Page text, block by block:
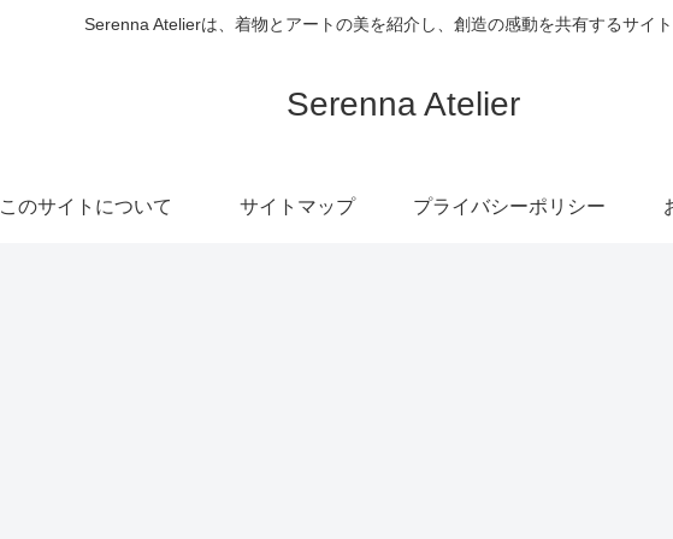
Serenna Atelierは、着物とアートの美を紹介し、創造の感動を共有するサイト
Serenna Atelier
このサイトについて サイトマップ プライバシーポリシー